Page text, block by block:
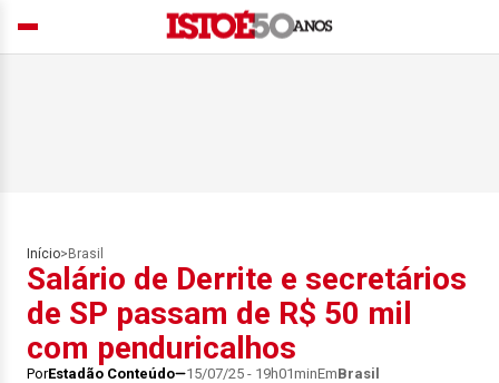
Início> Brasil
Salário de Derrite e secretários
de SP passam de R$ 50 mil
com penduricalhos
PorEstadão Conteúdo 15/07/25 - 19h01minEmBrasil